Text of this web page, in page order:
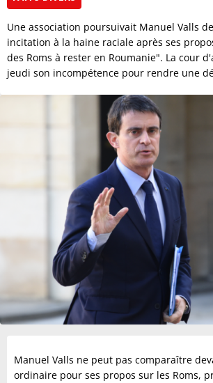
Une association poursuivait Manuel Valls
incitation à la haine raciale après ses
des Roms à rester en Roumanie". La cour
jeudi son incompétence pour rendre une
Manuel Valls ne peut pas comparaître
ordinaire pour ses propos sur les Roms,